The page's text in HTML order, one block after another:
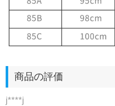
商品の評価
j****j